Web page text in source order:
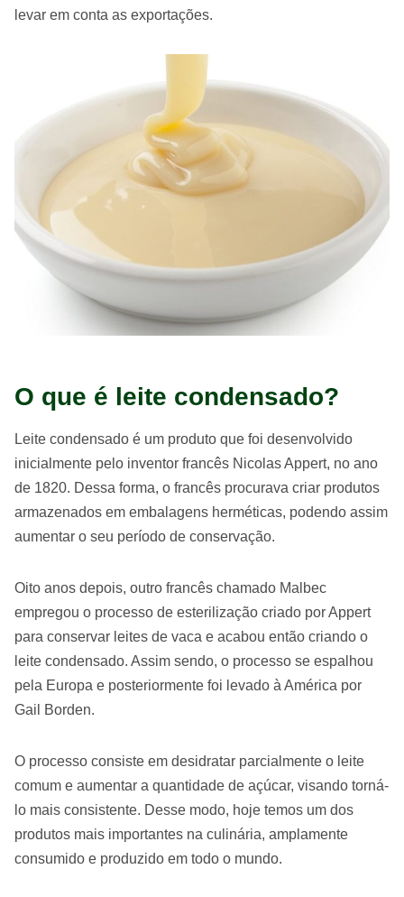
levar em conta as exportações.
O que é leite condensado?
Leite condensado é um produto que foi desenvolvido
inicialmente pelo inventor francês Nicolas Appert, no ano
de 1820. Dessa forma, o francês procurava criar produtos
armazenados em embalagens herméticas, podendo assim
aumentar o seu período de conservação.
Oito anos depois, outro francês chamado Malbec
empregou o processo de esterilização criado por Appert
para conservar leites de vaca e acabou então criando o
leite condensado. Assim sendo, o processo se espalhou
pela Europa e posteriormente foi levado à América por
Gail Borden.
O processo consiste em desidratar parcialmente o leite
comum e aumentar a quantidade de açúcar, visando torná-
lo mais consistente. Desse modo, hoje temos um dos
produtos mais importantes na culinária, amplamente
consumido e produzido em todo o mundo.